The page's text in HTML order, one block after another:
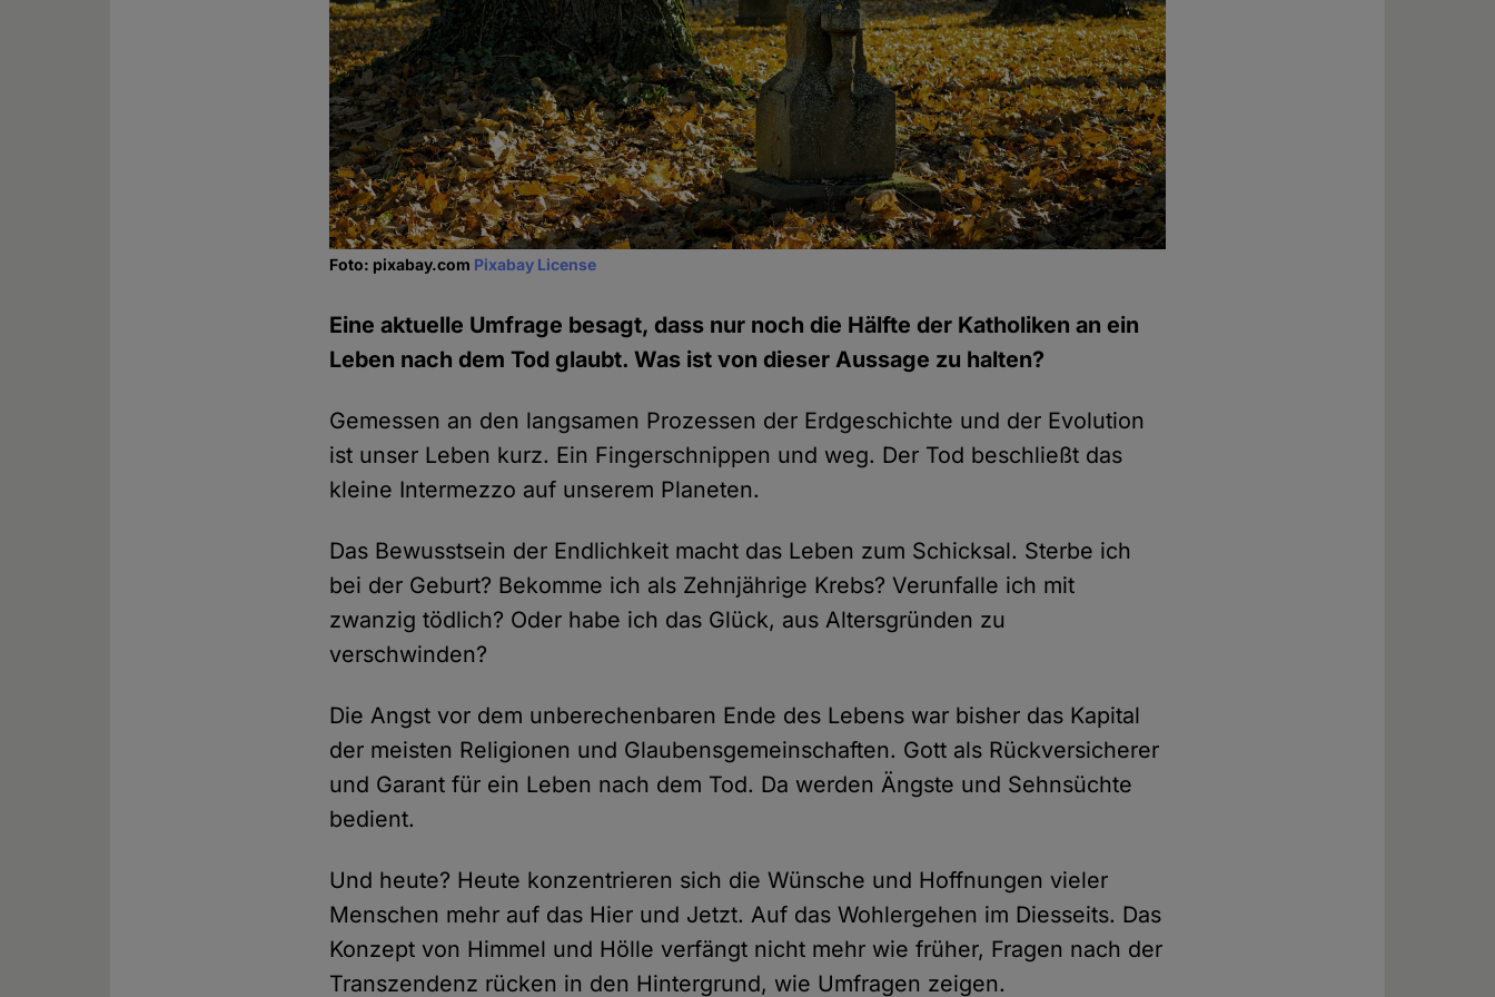
Foto: pixabay.com Pixabay License
Eine aktuelle Umfrage besagt, dass nur noch die Hälfte der Katholiken an ein
Leben nach dem Tod glaubt. Was ist von dieser Aussage zu halten?
Gemessen an den langsamen Prozessen der Erdgeschichte und der Evolution
ist unser Leben kurz. Ein Fingerschnippen und weg. Der Tod beschließt das
kleine Intermezzo auf unserem Planeten.
Das Bewusstsein der Endlichkeit macht das Leben zum Schicksal. Sterbe ich
bei der Geburt? Bekomme ich als Zehnjährige Krebs? Verunfalle ich mit
zwanzig tödlich? Oder habe ich das Glück, aus Altersgründen zu
verschwinden?
Die Angst vor dem unberechenbaren Ende des Lebens war bisher das Kapital
der meisten Religionen und Glaubensgemeinschaften. Gott als Rückversicherer
und Garant für ein Leben nach dem Tod. Da werden Ängste und Sehnsüchte
bedient.
Und heute? Heute konzentrieren sich die Wünsche und Hoffnungen vieler
Menschen mehr auf das Hier und Jetzt. Auf das Wohlergehen im Diesseits. Das
Konzept von Himmel und Hölle verfängt nicht mehr wie früher, Fragen nach der
Transzendenz rücken in den Hintergrund, wie Umfragen zeigen.